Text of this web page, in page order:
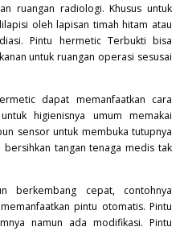
ruangan radiologi. Khusus untuk
oleh lapisan timah hitam atau
Pintu hermetic Terbukti bisa
untuk ruangan operasi sesusai
dapat memanfaatkan cara
higienisnya umum memakai
sensor untuk membuka tutupnya
tangan tenaga medis tak
berkembang cepat, contohnya
pintu otomatis. Pintu
namun ada modifikasi. Pintu